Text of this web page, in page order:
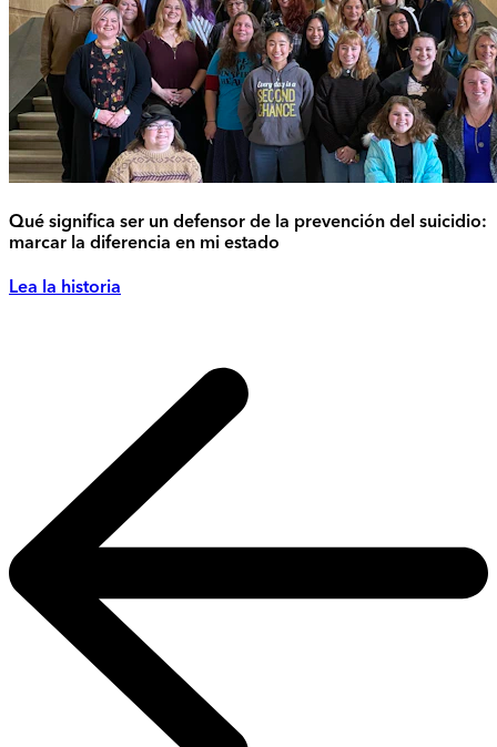
Qué significa ser un defensor de la prevención del suicidio:
marcar la diferencia en mi estado
Lea la historia